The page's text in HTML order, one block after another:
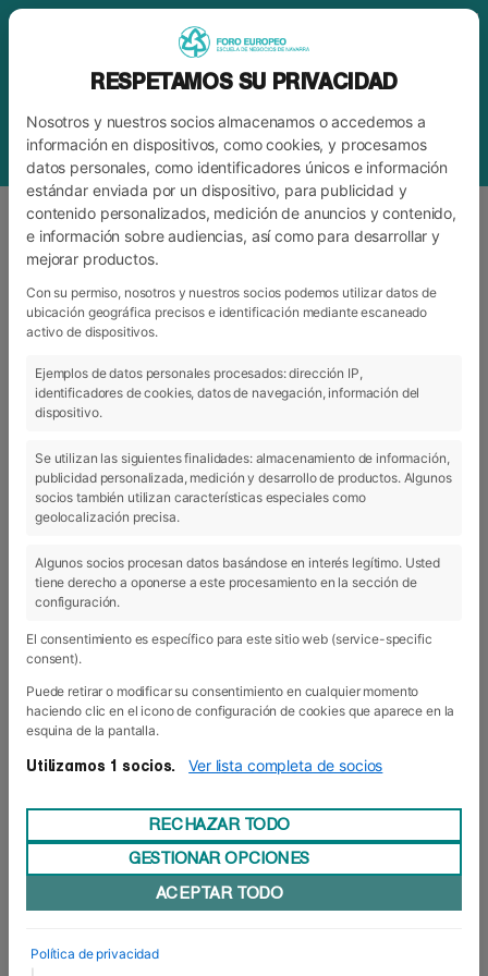
ETIQUETACARLOS PRIETO
18 May 2017
Semana internacional con alma
puertorriqueña
tradición en Foro Europeo y, sin embargo, cada
RESPETAMOS SU PRIVACIDAD
Nosotros y nuestros socios almacenamos o accedemos a
información en dispositivos, como cookies, y procesamos
datos personales, como identificadores únicos e información
estándar enviada por un dispositivo, para publicidad y
contenido personalizados, medición de anuncios y contenido,
e información sobre audiencias, así como para desarrollar y
mejorar productos.
Con su permiso, nosotros y nuestros socios podemos utilizar datos de
ubicación geográfica precisos e identificación mediante escaneado
activo de dispositivos.
Ejemplos de datos personales procesados: dirección IP,
identificadores de cookies, datos de navegación, información del
dispositivo.
Se utilizan las siguientes finalidades: almacenamiento de información,
publicidad personalizada, medición y desarrollo de productos. Algunos
socios también utilizan características especiales como
geolocalización precisa.
Algunos socios procesan datos basándose en interés legítimo. Usted
tiene derecho a oponerse a este procesamiento en la sección de
configuración.
El consentimiento es específico para este sitio web (service-specific
consent).
Puede retirar o modificar su consentimiento en cualquier momento
haciendo clic en el icono de configuración de cookies que aparece en la
esquina de la pantalla.
Utilizamos 1 socios. Ver lista completa de socios
RECHAZAR TODO
GESTIONAR OPCIONES
ACEPTAR TODO
Política de privacidad